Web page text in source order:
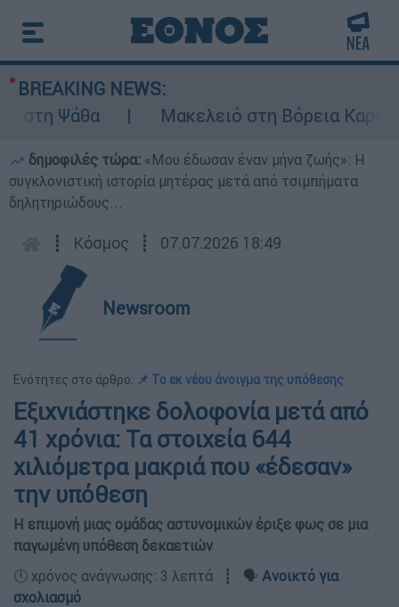
BREAKING NEWS:
Ψάθα
Μακελειό στη Βόρεια Καρολίνα
δημοφιλές τώρα: «Μου έδωσαν έναν μήνα ζωής»: Η
συγκλονιστική ιστορία μητέρας μετά από τσιμπήματα
δηλητηριώδους...
┋ Κόσμος ┋ 07.07.2026 18:49
Newsroom
Ενότητες στο άρθρο: 📌 Το εκ νέου άνοιγμα της υπόθεσης
Εξιχνιάστηκε δολοφονία μετά από
41 χρόνια: Τα στοιχεία 644
χιλιόμετρα μακριά που «έδεσαν»
την υπόθεση
Η επιμονή μιας ομάδας αστυνομικών έριξε φως σε μια
παγωμένη υπόθεση δεκαετιών
🕛 χρόνος ανάγνωσης: 3 λεπτά ┋ 🗣️ Ανοικτό για
σχολιασμό